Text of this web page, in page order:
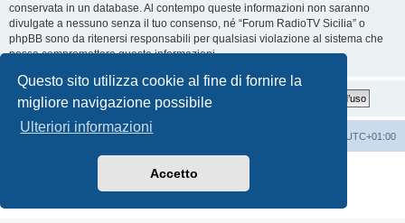
Questo sito utilizza cookie al fine di fornire la
migliore navigazione possibile
Ulteriori informazioni
Accetto
conservata in un database. Al contempo queste informazioni non saranno
divulgate a nessuno senza il tuo consenso, né “Forum RadioTV Sicilia” o
phpBB sono da ritenersi responsabili per qualsiasi violazione al sistema che
possa compromettere queste informazioni.
Indice UTC+01:00
Contattaci
phpBB
® Forum Software © phpBB Limited